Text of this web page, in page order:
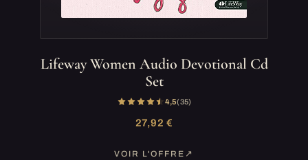
Lifeway Women Audio Devotional Cd
Set
4,5(35)
27,92 €
VOIR L'OFFRE